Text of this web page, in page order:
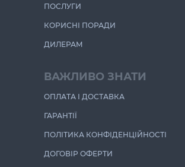
ПОСЛУГИ
КОРИСНІ ПОРАДИ
ДИЛЕРАМ
ВАЖЛИВО ЗНАТИ
ОПЛАТА І ДОСТАВКА
ГАРАНТІЇ
ПОЛІТИКА КОНФІДЕНЦІЙНОСТІ
ДОГОВІР ОФЕРТИ